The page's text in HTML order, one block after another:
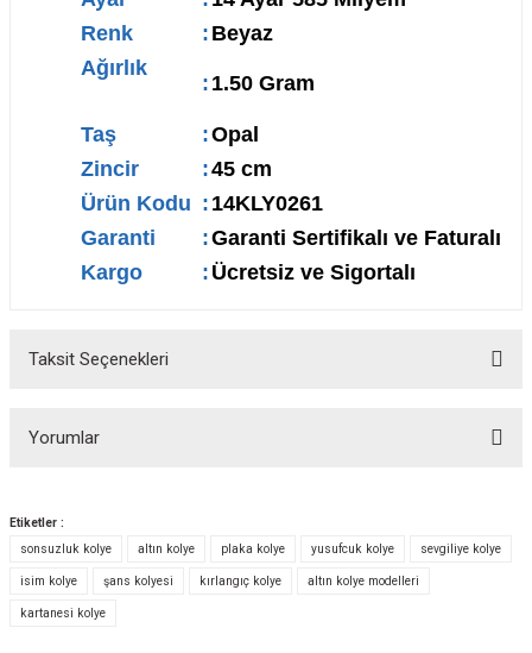
Renk
: Beyaz
Ağırlık
: 1.50 Gram
Taş :Opal
Zincir
:45 cm
Ürün Kodu : 14KLY0261
Garanti
:Garanti Sertifikalı ve Faturalı
Kargo
: Ücretsiz ve Sigortalı
Taksit Seçenekleri
Yorumlar
Bu ürüne ilk yorumu siz yapın!
Etiketler :
sonsuzluk kolye
altın kolye plaka kolye yusufcuk kolye sevgiliye kolye
isim kolye şans kolyesi kırlangıç kolye altın kolye modelleri
kartanesi kolye